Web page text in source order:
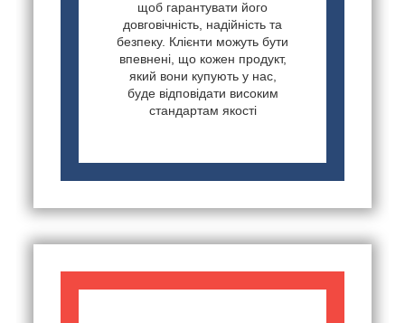
щоб гарантувати його
довговічність, надійність та
безпеку. Клієнти можуть бути
впевнені, що кожен продукт,
який вони купують у нас,
буде відповідати високим
стандартам якості